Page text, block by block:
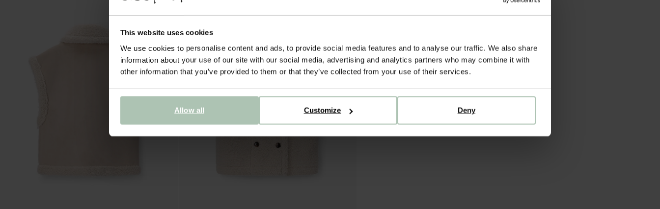
This website uses cookies
We use cookies to personalise content and ads, to provide social media features and to analyse our traffic. We also share
information about your use of our site with our social media, advertising and analytics partners who may combine it with
other information that you’ve provided to them or that they’ve collected from your use of their services.
Deny
Customize
Allow all